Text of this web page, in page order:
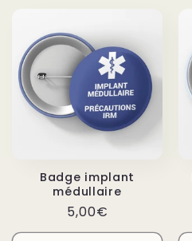
Badge implant
médullaire
Prix
habituel
5,00€